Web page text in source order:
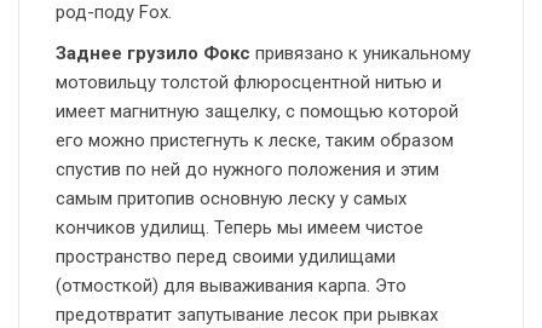
род-поду Fox.
Заднее грузило Фокс привязано к уникальному
мотовильцу толстой флюросцентной нитью и
имеет магнитную защелку, с помощью которой
его можно пристегнуть к леске, таким образом
спустив по ней до нужного положения и этим
самым притопив основную леску у самых
кончиков удилищ. Теперь мы имеем чистое
пространство перед своими удилищами
(отмосткой) для вываживания карпа. Это
предотвратит запутывание лесок при рывках